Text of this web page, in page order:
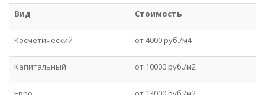
Вид Стоимость
Косметический от 4000 руб./м4
Капитальный от 10000 руб./м2